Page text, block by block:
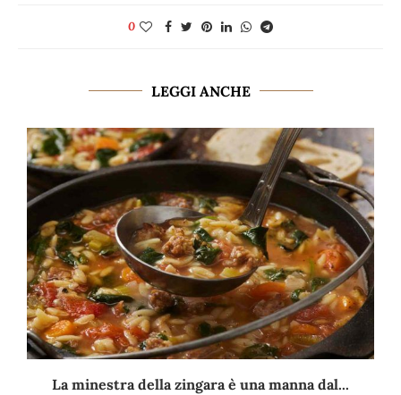
0
LEGGI ANCHE
La minestra della zingara è una manna dal...